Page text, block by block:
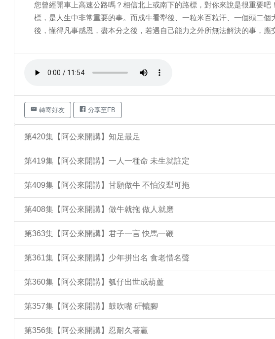
您曾經開車上高速公路嗎？相信北上或南下的路標，對你來說是很重要
標，是人生中非常重要的事。而成牛看犁後、一粒米百粒汗、一個頭二
後，懂得凡事感恩，盡本分之後，若遇自己能力之外所無法解決的事，應
轉寄好友 分享至FB
第420集【阿公來開講】知足最足
第419集【阿公來開講】一人一種命 未生就註定
第409集【阿公來開講】甘願做牛 不怕沒犁可拖
第408集【阿公來開講】做牛就拖 做人就磨
第363集【阿公來開講】君子一言 快馬一鞭
第361集【阿公來開講】少年拼出名 食老惜名聲
第360集【阿公來開講】瓠仔出世成葫蘆
第357集【阿公來開講】鼓吹嘴 矸轆腳
第356集【阿公來開講】忍耐久著贏